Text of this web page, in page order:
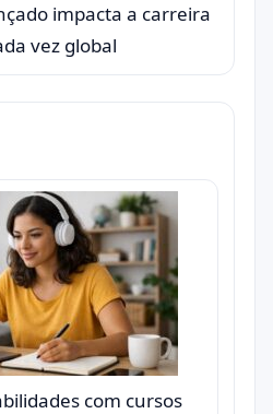
impacta a carreira
vez global
com cursos